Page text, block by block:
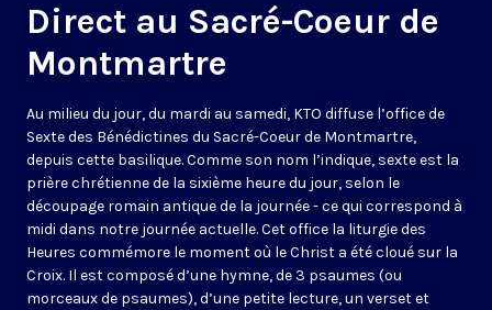
Direct au Sacré-Coeur de
Montmartre
Au milieu du jour, du mardi au samedi, KTO diffuse l’office de
Sexte des Bénédictines du Sacré-Coeur de Montmartre,
depuis cette basilique. Comme son nom l’indique, sexte est la
prière chrétienne de la sixième heure du jour, selon le
découpage romain antique de la journée - ce qui correspond à
midi dans notre journée actuelle. Cet office la liturgie des
Heures commémore le moment où le Christ a été cloué sur la
Croix. Il est composé d’une hymne, de 3 psaumes (ou
morceaux de psaumes), d’une petite lecture, un verset et